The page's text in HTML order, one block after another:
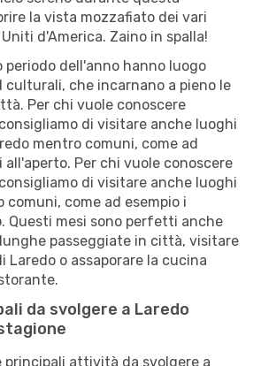
la vista mozzafiato dei vari
d'America. Zaino in spalla!
periodo dell'anno hanno luogo
che incarnano a pieno le
Per chi vuole conoscere
di visitare anche luoghi
mentro comuni, come ad
all'aperto. Per chi vuole conoscere
di visitare anche luoghi
comuni, come ad esempio i
Questi mesi sono perfetti anche
passeggiate in città, visitare
Laredo o assaporare la cucina
da svolgere a Laredo
principali attività da svolgere a